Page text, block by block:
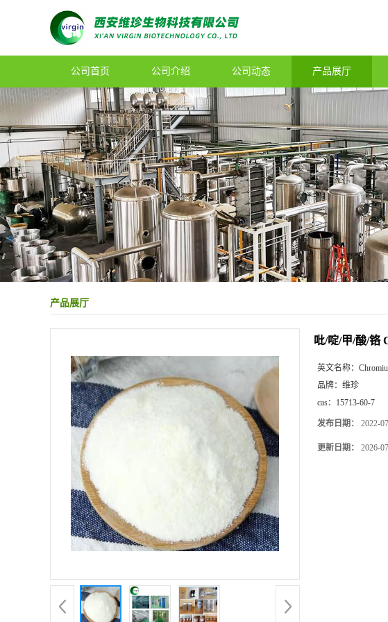
公司首页 公司介绍 公司动态 产品展厅
产品展厅
吡/啶/甲/酸/铬
英文名称：
品牌： 维珍
cas： 15713-60-7
发布日期： 2022-
更新日期： 2026-